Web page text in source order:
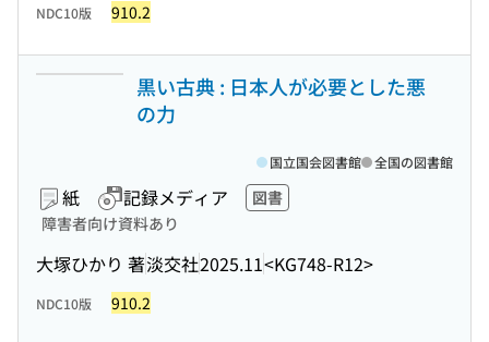
NDC10版 910.2
黒い古典 : 日本人が必要とした悪
の力
紙 記録メディア
図書
障害者向け資料あり
大塚ひかり 著淡交社2025.11<KG748-R12>
国立国会図書館 全国の図書館
NDC10版 910.2